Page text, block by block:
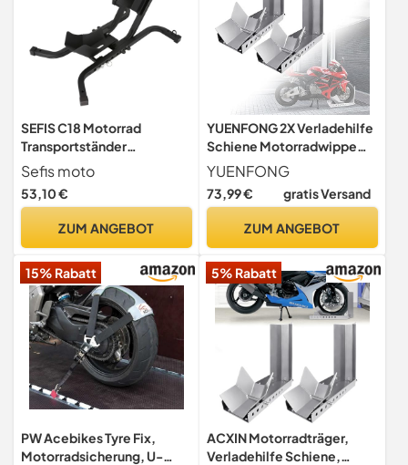
SEFIS C18 Motorrad
Transportständer
Vorderrad-
Motorradständer,
Motorradwippe, Transport
von 12-21", Motorrad
Radklemme,
montageständer Motorrad
Sefis moto
53,10 €
ZUM ANGEBOT
YUENFONG 2X Verladehilfe
Schiene Motorradwippe
Motorradständer
Vorderradklemme für
Anhänger Vorderrad
YUENFONG
73,99 € gratis Versand
ZUM ANGEBOT
15% Rabatt
PW Acebikes Tyre Fix,
Motorradsicherung, U-
5% Rabatt
ACXIN Motorradträger,
Verladehilfe Schiene,